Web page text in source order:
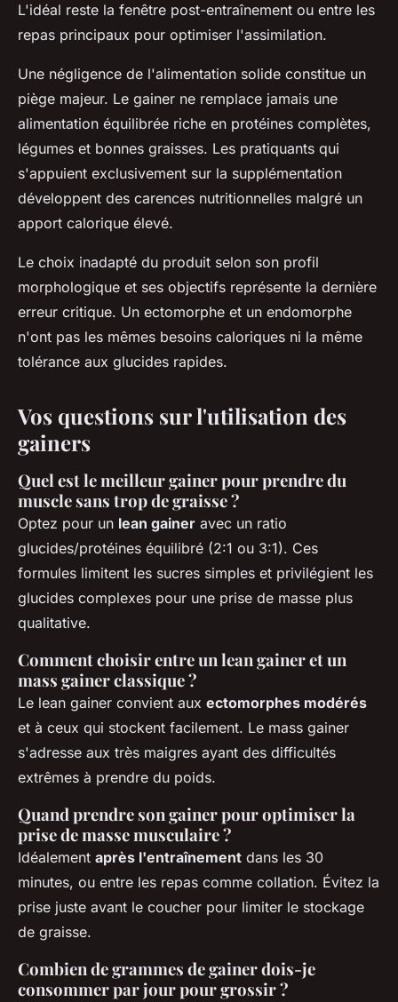
L'idéal reste la fenêtre post-entraînement ou entre les
repas principaux pour optimiser l'assimilation.
Une négligence de l'alimentation solide constitue un
piège majeur. Le gainer ne remplace jamais une
alimentation équilibrée riche en protéines complètes,
légumes et bonnes graisses. Les pratiquants qui
s'appuient exclusivement sur la supplémentation
développent des carences nutritionnelles malgré un
apport calorique élevé.
Le choix inadapté du produit selon son profil
morphologique et ses objectifs représente la dernière
erreur critique. Un ectomorphe et un endomorphe
n'ont pas les mêmes besoins caloriques ni la même
tolérance aux glucides rapides.
Vos questions sur l'utilisation des
gainers
Quel est le meilleur gainer pour prendre du
muscle sans trop de graisse ?
Optez pour un lean gainer avec un ratio
glucides/protéines équilibré (2:1 ou 3:1). Ces
formules limitent les sucres simples et privilégient les
glucides complexes pour une prise de masse plus
qualitative.
Comment choisir entre un lean gainer et un
mass gainer classique ?
Le lean gainer convient aux ectomorphes modérés
et à ceux qui stockent facilement. Le mass gainer
s'adresse aux très maigres ayant des difficultés
extrêmes à prendre du poids.
Quand prendre son gainer pour optimiser la
prise de masse musculaire ?
Idéalement après l'entraînement dans les 30
minutes, ou entre les repas comme collation. Évitez la
prise juste avant le coucher pour limiter le stockage
de graisse.
Combien de grammes de gainer dois-je
consommer par jour pour grossir ?